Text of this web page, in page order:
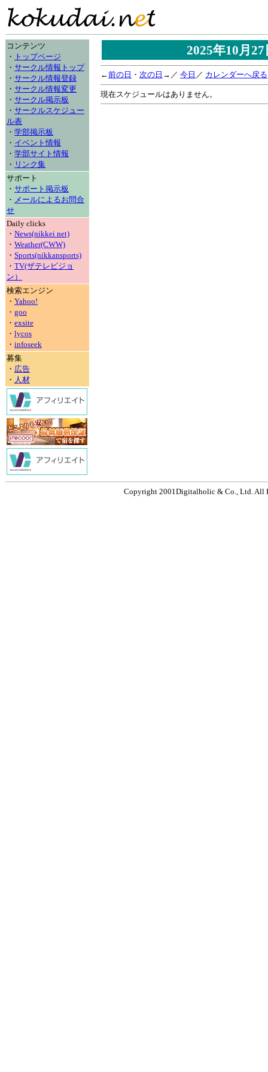
コンテンツ
・ トップページ
・ サークル情報トップ
・ サークル情報登録
・ サークル情報変更
・ サークル掲示板
・ サークルスケジュー
ル表
・ 学部掲示板
・ イベント情報
・ 学部サイト情報
・ リンク集
サポート
・ サポート掲示板
・ メールによるお問合
せ
Daily clicks
・ News(nikkei net)
・ Weather(CWW)
・ Sports(nikkansports)
・ TV(ザテレビジョ
ン）
検索エンジン
・ Yahoo!
・ goo
・ exsite
・ lycos
・ infoseek
募集
・ 広告
・ 人材
2025年10月
←前の日 ・ 次の日 →／ 今日 ／ カレンダーへ戻る
現在スケジュールはありません。
Copyright 2001Digitalholic & Co., Ltd. All